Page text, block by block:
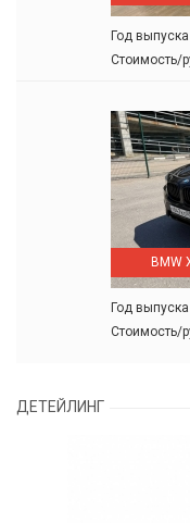
Год выпуска
Стоимость/
BMW
Год выпуска
Стоимость/
ДЕТЕЙЛИНГ